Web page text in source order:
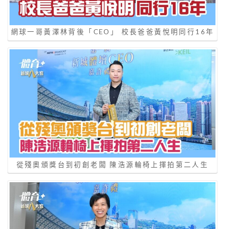
網球一哥黃澤林背後「CEO」 校長爸爸黃悅明同行16年
從殘奧頒獎台到初創老闆 陳浩源輪椅上揮拍第二人生